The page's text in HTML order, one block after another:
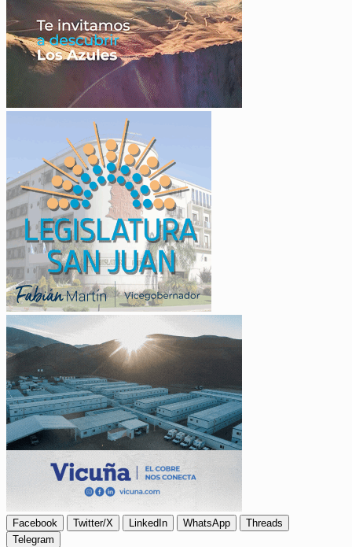
Facebook Twitter/X LinkedIn WhatsApp
Threads
Telegram